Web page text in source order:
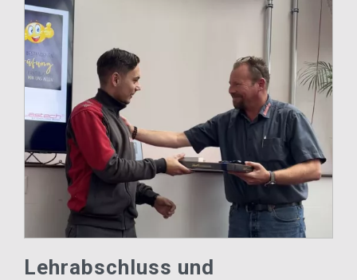
Lehrabschluss und